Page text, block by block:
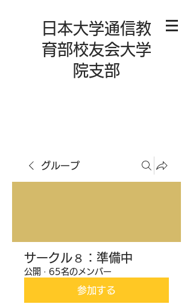
日本大学通信教
育部校友会大学
院支部
グループ
サークル８：準備中
公開 · 65名のメンバー
参加する